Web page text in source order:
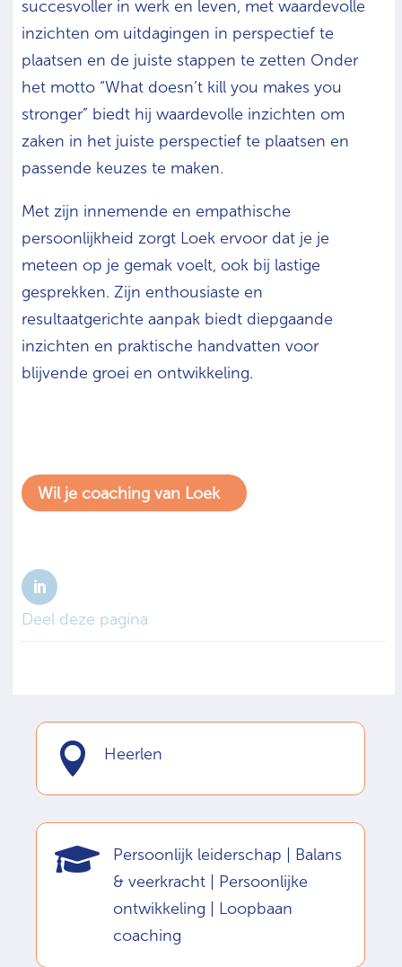
succesvoller in werk en leven, met waardevolle
inzichten om uitdagingen in perspectief te
plaatsen en de juiste stappen te zetten Onder
het motto “What doesn’t kill you makes you
stronger” biedt hij waardevolle inzichten om
zaken in het juiste perspectief te plaatsen en
passende keuzes te maken.
Met zijn innemende en empathische
persoonlijkheid zorgt Loek ervoor dat je je
meteen op je gemak voelt, ook bij lastige
gesprekken. Zijn enthousiaste en
resultaatgerichte aanpak biedt diepgaande
inzichten en praktische handvatten voor
blijvende groei en ontwikkeling.
Wil je coaching van Loek
Deel deze pagina
 Heerlen

Persoonlijk leiderschap | Balans
& veerkracht | Persoonlijke
ontwikkeling | Loopbaan
coaching